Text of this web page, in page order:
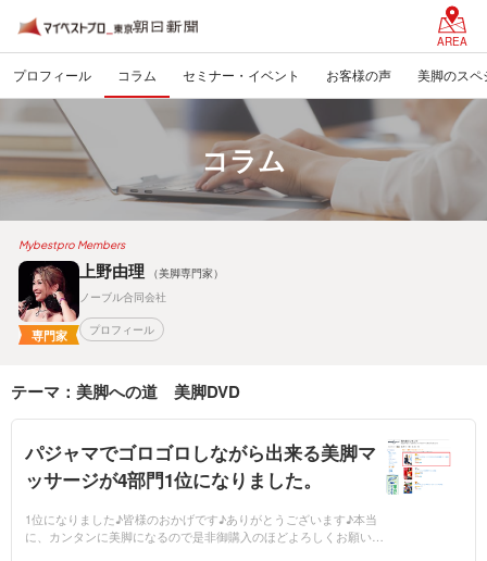
AREA
プロフィール コラム セミナー・イベント お客様の声 美脚のスペ
コラム
Mybestpro Members
専門家
上野由理
（美脚専門家）
ノーブル合同会社
プロフィール
テーマ：美脚への道 美脚DVD
パジャマでゴロゴロしながら出来る美脚マ
ッサージが4部門1位になりました。
1位になりました♪皆様のおかげです♪ありがとうございます♪本当
に、カンタンに美脚になるので是非御購入のほどよろしくお願いし